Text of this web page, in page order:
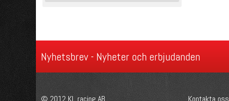
Nyhetsbrev - Nyheter och erbjudanden
© 2012 KL racing AB. Kontakta oss